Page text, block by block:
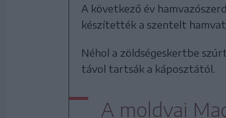
A következő év
készítették a szentelt hamvat.
Néhol a zöldségeskertbe
távol tartsák a káposztától.
A moldvai